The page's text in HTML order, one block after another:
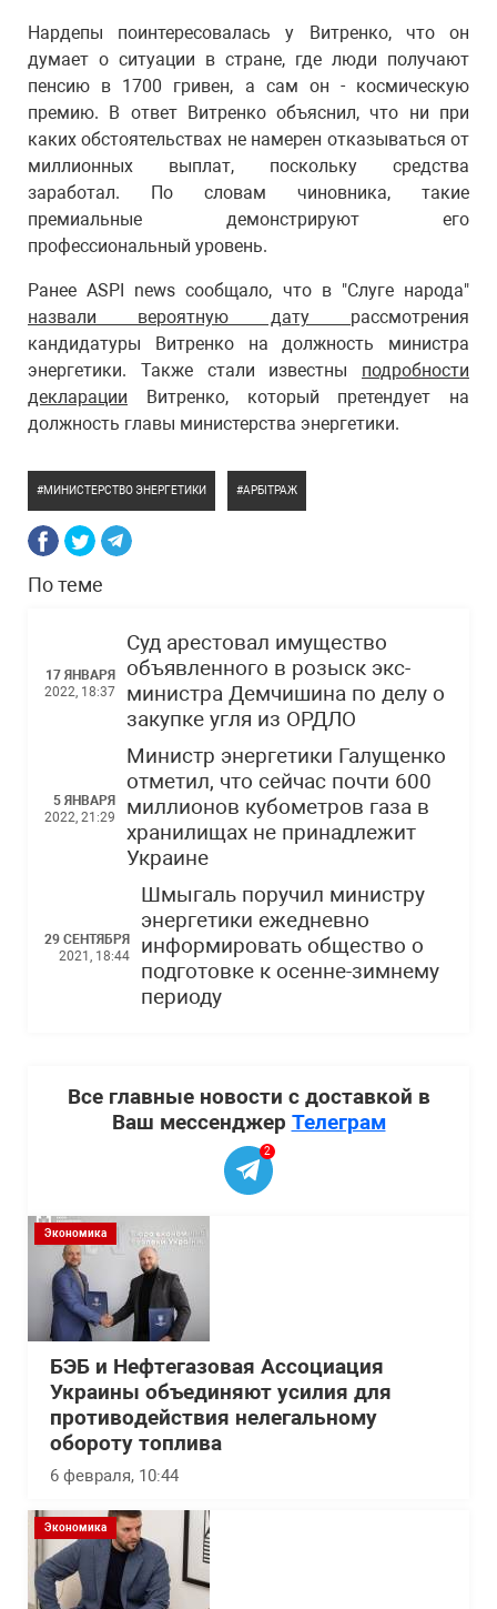
Нардепы поинтересовалась у Витренко, что он
думает о ситуации в стране, где люди получают
пенсию в 1700 гривен, а сам он - космическую
премию. В ответ Витренко объяснил, что ни при
каких обстоятельствах не намерен отказываться от
миллионных выплат, поскольку средства
заработал. По словам чиновника, такие
премиальные демонстрируют его
профессиональный уровень.
Ранее ASPI news сообщало, что в "Слуге народа"
назвали вероятную дату рассмотрения
кандидатуры Витренко на должность министра
энергетики. Также стали известны подробности
декларации Витренко, который претендует на
должность главы министерства энергетики.
МИНИСТЕРСТВО ЭНЕРГЕТИКИ АРБІТРАЖ
По теме
17 ЯНВАРЯ
2022, 18:37
Суд арестовал имущество
объявленного в розыск экс-
министра Демчишина по делу о
закупке угля из ОРДЛО
5 ЯНВАРЯ
2022, 21:29
Министр энергетики Галущенко
отметил, что сейчас почти 600
миллионов кубометров газа в
хранилищах не принадлежит
Украине
29 СЕНТЯБРЯ
2021, 18:44
Шмыгаль поручил министру
энергетики ежедневно
информировать общество о
подготовке к осенне-зимнему
периоду
Все главные новости с доставкой в
Ваш мессенджер Телеграм
2
Экономика
БЭБ и Нефтегазовая Ассоциация
Украины объединяют усилия для
противодействия нелегальному
обороту топлива
6 февраля, 10:44
Экономика